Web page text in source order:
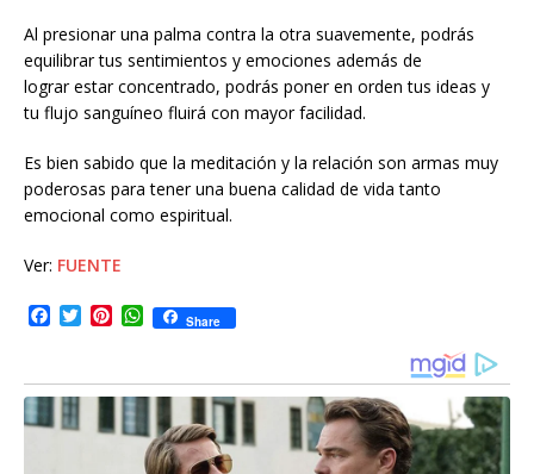
Al presionar una palma contra la otra suavemente, podrás
equilibrar tus sentimientos y emociones además de
lograr estar concentrado, podrás poner en orden tus ideas y
tu flujo sanguíneo fluirá con mayor facilidad.
Es bien sabido que la meditación y la relación son armas muy
poderosas para tener una buena calidad de vida tanto
emocional como espiritual.
Ver: FUENTE
e
b
o
T
t
t
P
t
e
r
e
W
h
t
s
p
p
Share